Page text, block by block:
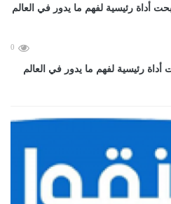
0
أداة رئيسية لفهم ما يدور في العالم